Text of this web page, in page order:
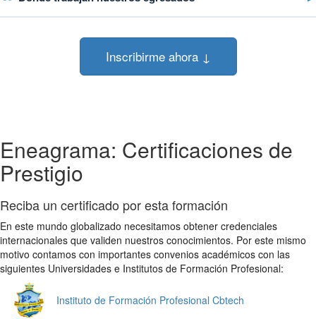
Inscribirme ahora ↓
Eneagrama: Certificaciones de
Prestigio
Reciba un certificado por esta formación
En este mundo globalizado necesitamos obtener credenciales
internacionales que validen nuestros conocimientos. Por este mismo
motivo contamos con importantes convenios académicos con las
siguientes Universidades e Institutos de Formación Profesional:
Instituto de Formación Profesional Cbtech